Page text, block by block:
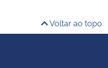
Voltar ao topo